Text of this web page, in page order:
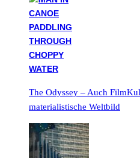
The Odyssey – Auch
materialistische Weltbild